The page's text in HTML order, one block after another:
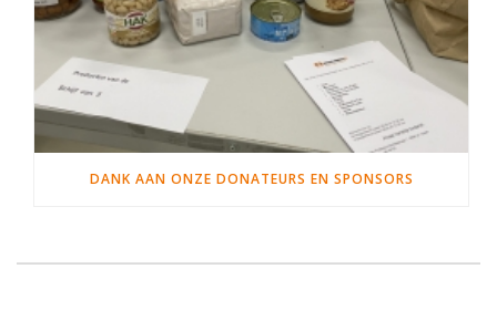
DANK AAN ONZE DONATEURS EN SPONSORS